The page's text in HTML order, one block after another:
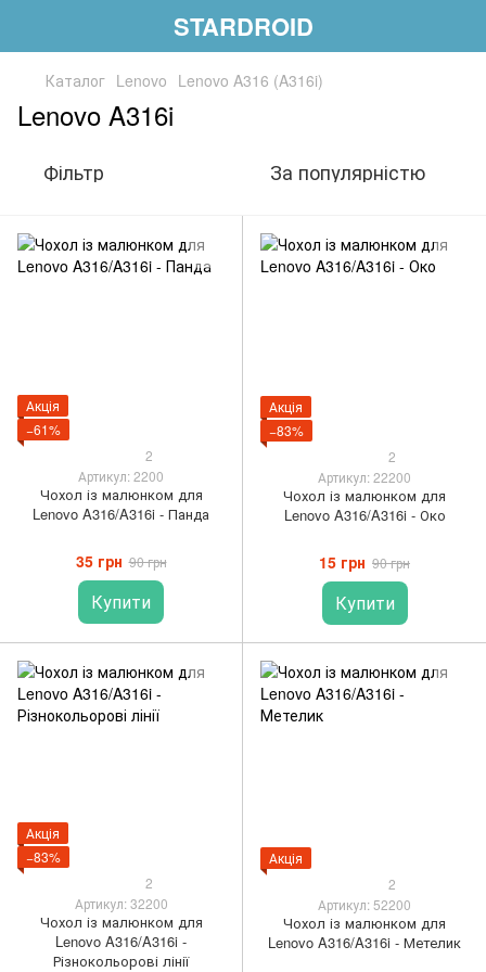
STARDROID
Каталог Lenovo Lenovo A316 (A316i)
Lenovo A316i
Фільтр За популярністю
Акція
−61%
2
Артикул: 2200
Чохол із малюнком для
Lenovo A316/A316i - Панда
35 грн 90 грн
Купити
Акція
−83%
2
Артикул: 22200
Чохол із малюнком для
Lenovo A316/A316i - Око
15 грн 90 грн
Купити
Акція
−83%
2
Артикул: 32200
Чохол із малюнком для
Lenovo A316/A316i -
Різнокольорові лінії
Акція
2
Артикул: 52200
Чохол із малюнком для
Lenovo A316/A316i - Метелик